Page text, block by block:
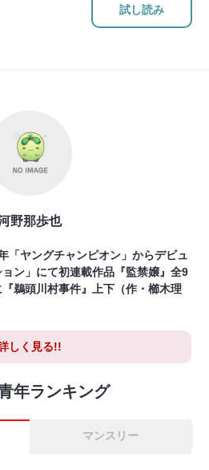
試し読み
野那歩也
「ヤングチャンピオン」からデビュ
ン」にて初連載作品『監禁嬢』全9
鵜頭川村事件』上下（作・櫛木理
しく見る!!
年ランキング
マンスリー